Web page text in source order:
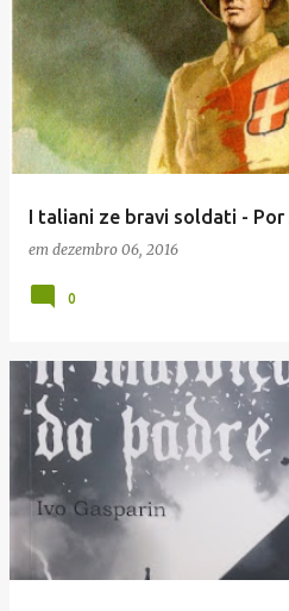
I taliani ze bravi soldati -
em dezembro 06, 2016
0